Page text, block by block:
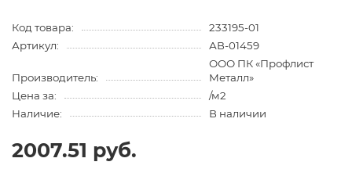
Код товара:
233195-01
Артикул:
АВ-01459
Производитель:
ООО ПК «Профлист
Металл»
Цена за:
/м2
Наличие:
В наличии
2007.51 руб.